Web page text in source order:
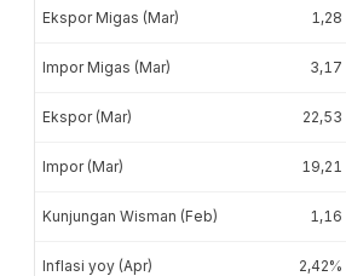
Ekspor Migas (Mar) 1,28
Impor Migas (Mar) 3,17
Ekspor (Mar) 22,53
Impor (Mar) 19,21
Kunjungan Wisman (Feb) 1,16
Inflasi yoy (Apr) 2,42%